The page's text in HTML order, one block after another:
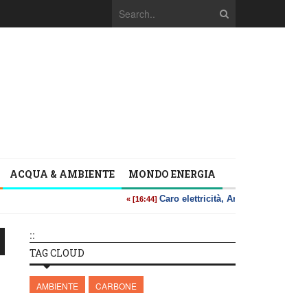
ACQUA & AMBIENTE MONDO ENERGIA
::
TAG CLOUD
AMBIENTE
CARBONE